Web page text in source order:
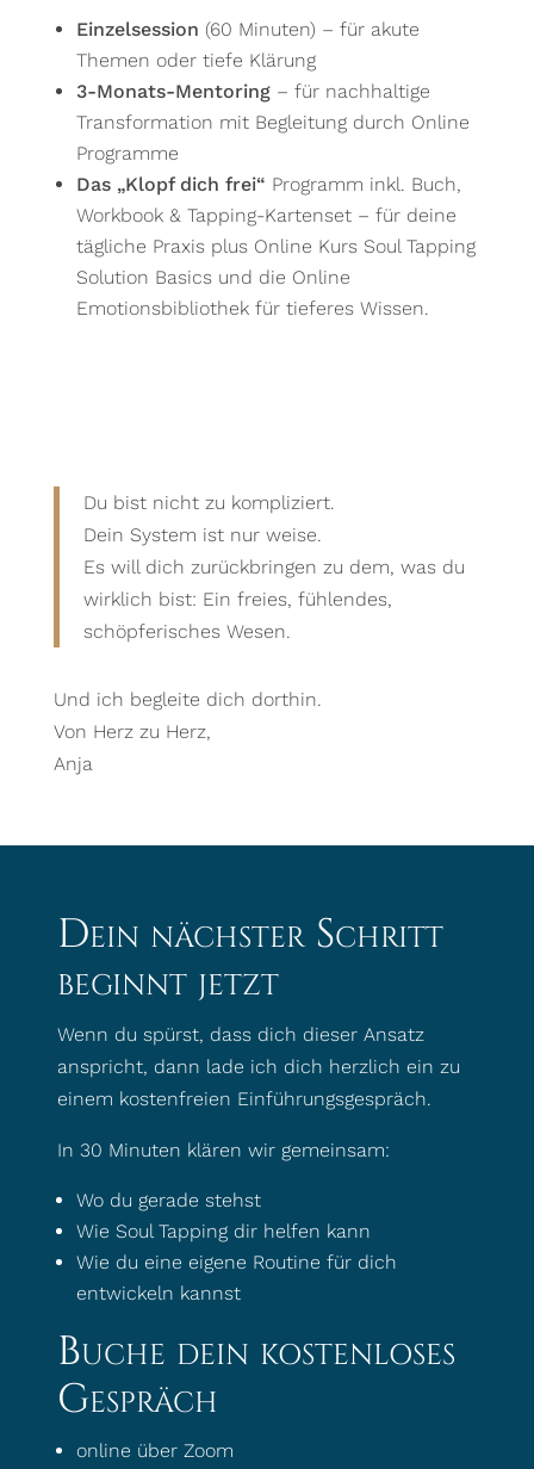
Einzelsession (60 Minuten) – für akute
Themen oder tiefe Klärung
3-Monats-Mentoring– für nachhaltige
Transformation mit Begleitung durch Online
Programme
Das „Klopf dich frei“ Programm inkl. Buch,
Workbook & Tapping-Kartenset – für deine
tägliche Praxis plus Online Kurs Soul Tapping
Solution Basics und die Online
Emotionsbibliothek für tieferes Wissen.
Du bist nicht zu kompliziert.
Dein System ist nur weise.
Es will dich zurückbringen zu dem, was du
wirklich bist: Ein freies, fühlendes,
schöpferisches Wesen.
Und ich begleite dich dorthin.
Von Herz zu Herz,
Anja
Dein nächster Schritt
beginnt jetzt
Wenn du spürst, dass dich dieser Ansatz
anspricht, dann lade ich dich herzlich ein zu
einem kostenfreien Einführungsgespräch.
In 30 Minuten klären wir gemeinsam:
Wo du gerade stehst
Wie Soul Tapping dir helfen kann
Wie du eine eigene Routine für dich
entwickeln kannst
Buche dein kostenloses
Gespräch
online über Zoom